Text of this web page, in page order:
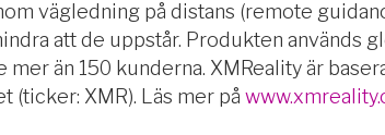
vägledning på distans (remote
att de uppstår. Produkten används
än 150 kunderna. XMReality är
(ticker: XMR). Läs mer på